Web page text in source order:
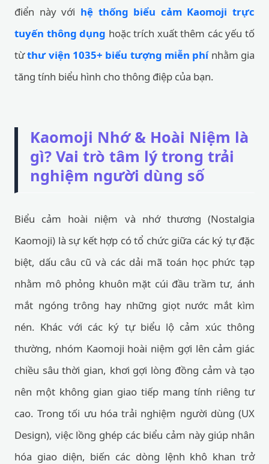
điển này với hệ thống biểu cảm Kaomoji trực
tuyến thông dụng hoặc trích xuất thêm các yếu tố
từthư viện 1035+ biểu tượng miễn phínhằm gia
tăng tính biểu hình cho thông điệp của bạn.
Kaomoji Nhớ & Hoài Niệm là
gì? Vai trò tâm lý trong trải
nghiệm người dùng số
Biểu cảm hoài niệm và nhớ thương (Nostalgia
Kaomoji) là sự kết hợp có tổ chức giữa các ký tự đặc
biệt, dấu câu cũ và các dải mã toán học phức tạp
nhằm mô phỏng khuôn mặt cúi đầu trầm tư, ánh
mắt ngóng trông hay những giọt nước mắt kìm
nén. Khác với các ký tự biểu lộ cảm xúc thông
thường, nhóm Kaomoji hoài niệm gợi lên cảm giác
chiều sâu thời gian, khơi gợi lòng đồng cảm và tạo
nên một không gian giao tiếp mang tính riêng tư
cao. Trong tối ưu hóa trải nghiệm người dùng (UX
Design), việc lồng ghép các biểu cảm này giúp nhân
hóa giao diện, biến các dòng lệnh khô khan trở